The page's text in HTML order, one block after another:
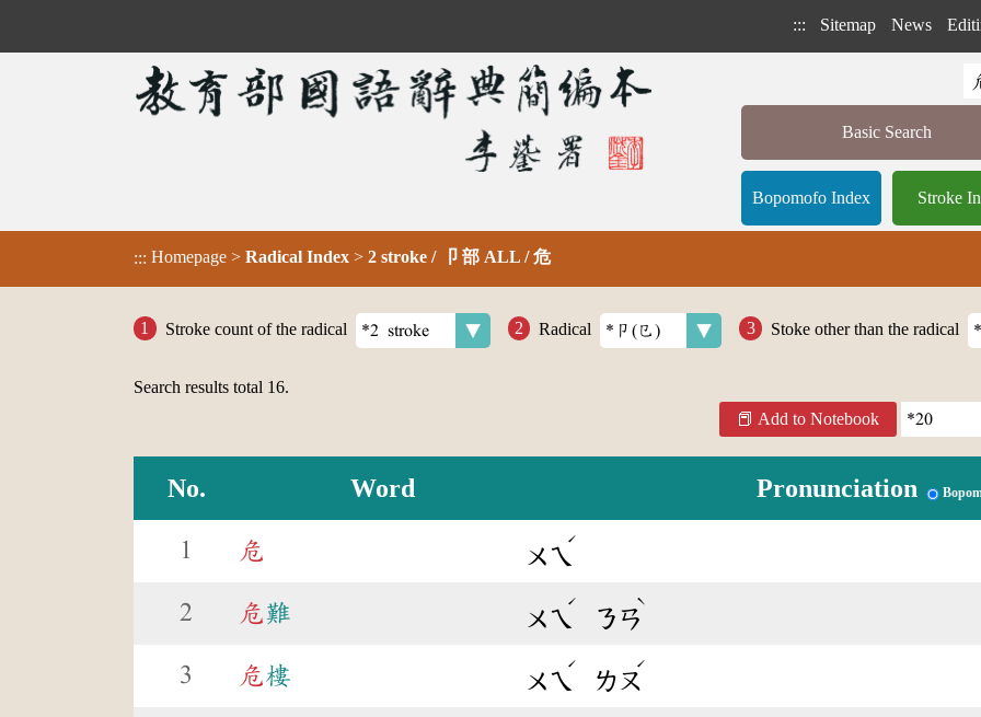
::: Sitemap News
Basic Search
Bopomofo Index Stroke
::: Homepage > Radical Index > 2 stroke / 卩 部 ALL / 危
Stroke count of the radical Radical Stoke other than the radical
Search results total 16.
Add to Notebook
No. Word Pronunciation
1 危 ㄨㄟ
ˊ
2 危難 ㄨㄟ
ˊ
ㄋㄢ
ˋ
3 危樓 ㄨㄟ
ˊ
ㄌㄡ
ˊ